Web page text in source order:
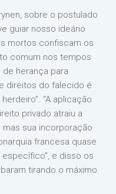
sobre o postulado
guiar nosso ideário
mortos confiscam os
comum nos tempos
herança para
direitos do falecido é
“A aplicação
privado atraiu a
sua incorporação
francesa quase
e disso os
tirando o máximo